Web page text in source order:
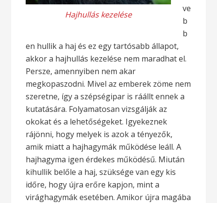
Hajhullás kezelése
ve
b
b
en hullik a haj és ez egy tartósabb állapot,
akkor a hajhullás kezelése nem maradhat el.
Persze, amennyiben nem akar
megkopaszodni. Mivel az emberek zöme nem
szeretne, így a szépségipar is ráállt ennek a
kutatására. Folyamatosan vizsgálják az
okokat és a lehetőségeket. Igyekeznek
rájönni, hogy melyek is azok a tényezők,
amik miatt a hajhagymák működése leáll. A
hajhagyma igen érdekes működésű. Miután
kihullik belőle a haj, szüksége van egy kis
időre, hogy újra erőre kapjon, mint a
virághagymák esetében. Amikor újra magába